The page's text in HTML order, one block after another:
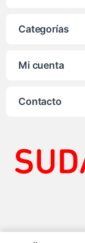
Categorías
Mi cuenta
Contacto